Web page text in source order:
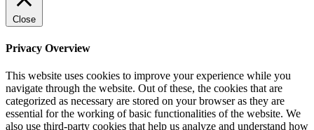
Close
Privacy Overview
This website uses cookies to improve your experience while you
navigate through the website. Out of these, the cookies that are
categorized as necessary are stored on your browser as they are
essential for the working of basic functionalities of the website. We
also use third-party cookies that help us analyze and understand how